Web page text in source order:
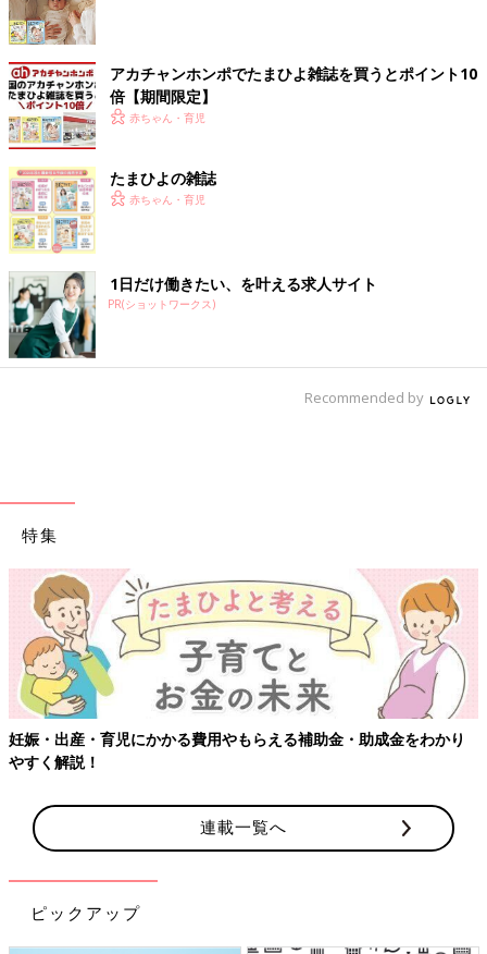
アカチャンホンポでたまひよ雑誌を買うとポイント10
倍【期間限定】
赤ちゃん・育児
たまひよの雑誌
赤ちゃん・育児
1日だけ働きたい、を叶える求人サイト
PR(ショットワークス)
Recommended by
特集
妊娠・出産・育児にかかる費用やもらえる補助金・助成金をわかり
やすく解説！
連載一覧へ
ピックアップ